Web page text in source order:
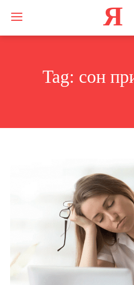
Я
Tag: сон